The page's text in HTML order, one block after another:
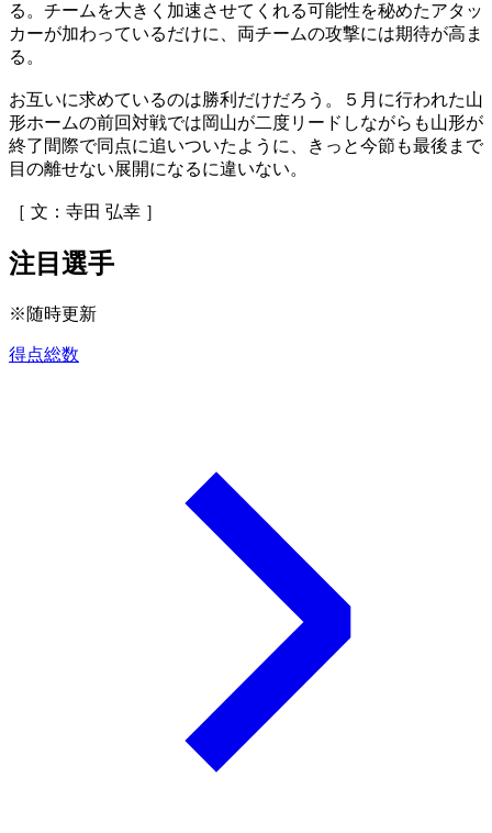
る。チームを大きく加速させてくれる可能性を秘めたアタッ
カーが加わっているだけに、両チームの攻撃には期待が高ま
る。
お互いに求めているのは勝利だけだろう。５月に行われた山
形ホームの前回対戦では岡山が二度リードしながらも山形が
終了間際で同点に追いついたように、きっと今節も最後まで
目の離せない展開になるに違いない。
［ 文：寺田 弘幸 ］
注目選手
※随時更新
得点総数